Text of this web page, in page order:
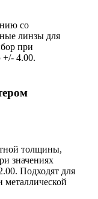
со
линзы для
при
+/- 4.00.
толщины,
значениях
Подходят для
металлической